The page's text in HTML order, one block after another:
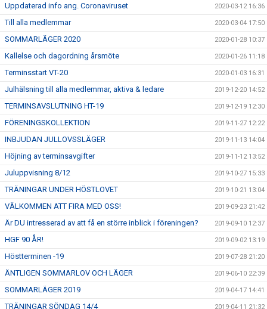
Uppdaterad info ang. Coronaviruset 2020-03-12 16:36
Till alla medlemmar 2020-03-04 17:50
SOMMARLÄGER 2020 2020-01-28 10:37
Kallelse och dagordning årsmöte 2020-01-26 11:18
Terminsstart VT-20 2020-01-03 16:31
Julhälsning till alla medlemmar, aktiva & ledare 2019-12-20 14:52
TERMINSAVSLUTNING HT-19 2019-12-19 12:30
FÖRENINGSKOLLEKTION 2019-11-27 12:22
INBJUDAN JULLOVSSLÄGER 2019-11-13 14:04
Höjning av terminsavgifter 2019-11-12 13:52
Juluppvisning 8/12 2019-10-27 15:33
TRÄNINGAR UNDER HÖSTLOVET 2019-10-21 13:04
VÄLKOMMEN ATT FIRA MED OSS! 2019-09-23 21:42
Är DU intresserad av att få en större inblick i föreningen? 2019-09-10 12:37
HGF 90 ÅR! 2019-09-02 13:19
Höstterminen -19 2019-07-28 21:20
ÄNTLIGEN SOMMARLOV OCH LÄGER 2019-06-10 22:39
SOMMARLÄGER 2019 2019-04-17 14:41
TRÄNINGAR SÖNDAG 14/4 2019-04-11 21:32